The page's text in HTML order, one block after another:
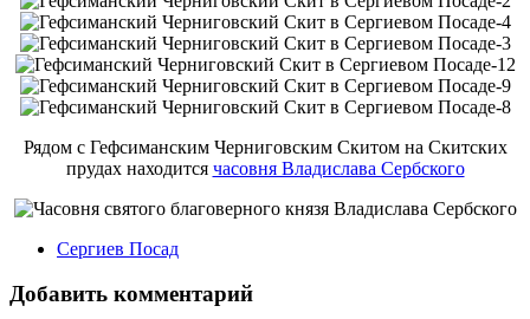
Рядом с Гефсиманским Черниговским Скитом на Скитских
прудах находится часовня Владислава Сербского
Сергиев Посад
Добавить комментарий